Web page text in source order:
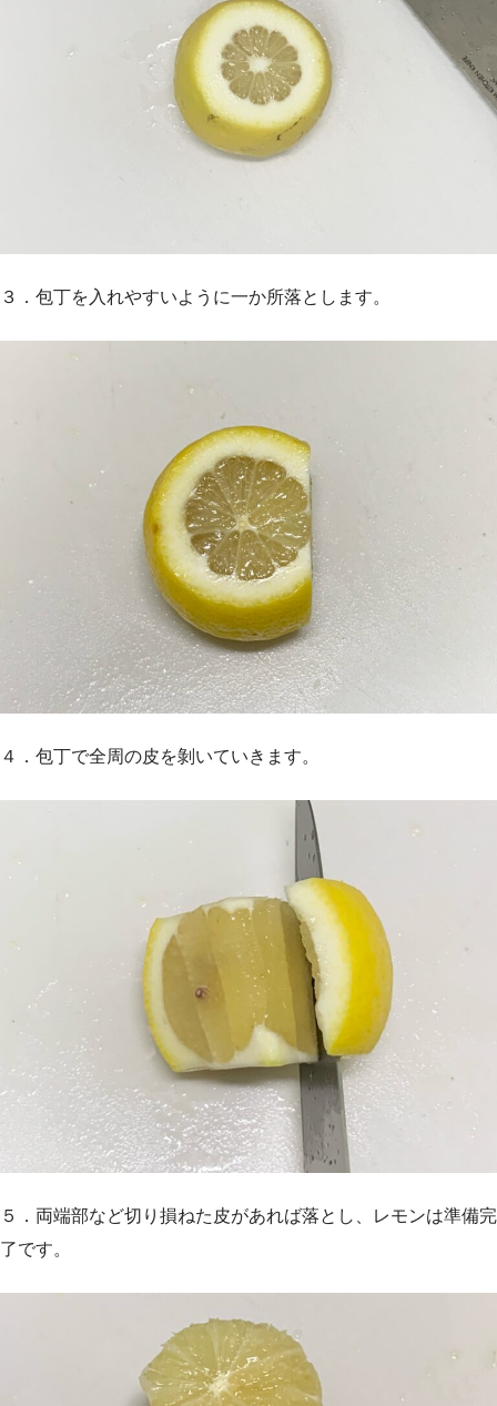
３．包丁を入れやすいように一か所落とします。
４．包丁で全周の皮を剝いていきます。
５．両端部など切り損ねた皮があれば落とし、レモンは準備完
了です。